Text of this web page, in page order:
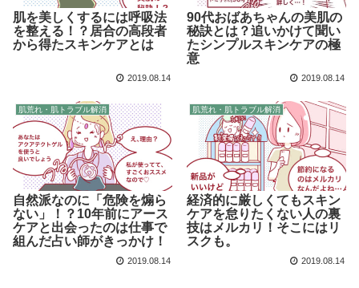
肌を美しくするには呼吸法
を整える！？居合の高段者
から得たスキンケアとは
2019.08.14
90代おばあちゃんの美肌の
秘訣とは？追いかけて聞い
たシンプルスキンケアの極
意
2019.08.14
肌荒れ・肌トラブル解消
自然派なのに「危険を煽ら
ない」！？10年前にアース
ケアと出会ったのは仕事で
組んだ占い師がきっかけ！
2019.08.14
肌荒れ・肌トラブル解消
経済的に厳しくてもスキン
ケアを怠りたくない人の裏
技はメルカリ！そこにはリ
スクも。
2019.08.14